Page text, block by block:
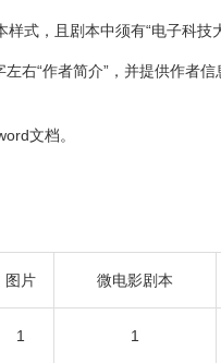
，且剧本中须有“电子科技大
“作者简介”，并提供作者信
文档。
图片 微电影剧本
1 1